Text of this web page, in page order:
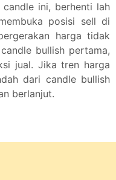
ini, berhenti lah
posisi sell di
harga tidak
bullish pertama,
jual. Jika tren harga
dari candle bullish
berlanjut.